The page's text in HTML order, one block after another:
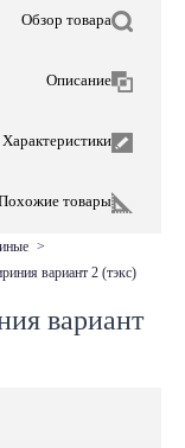
Обзор товара
Описание
Характеристики
товары
>
вариант 2 (тэкс)
вариант